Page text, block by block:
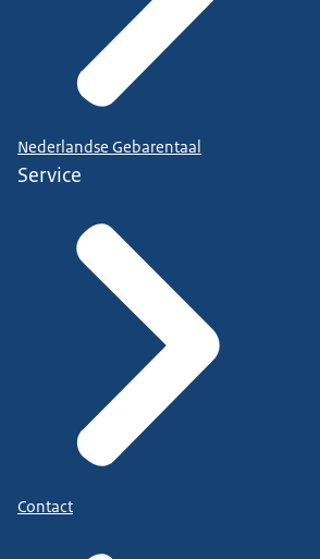
Nederlandse Gebarentaal
Service
Contact